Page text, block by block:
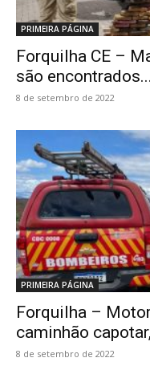
PRIMEIRA PÁGINA
Forquilha CE –
são encontrados...
8 de setembro de 2022
PRIMEIRA PÁGINA
Forquilha –
caminhão
8 de setembro de 2022